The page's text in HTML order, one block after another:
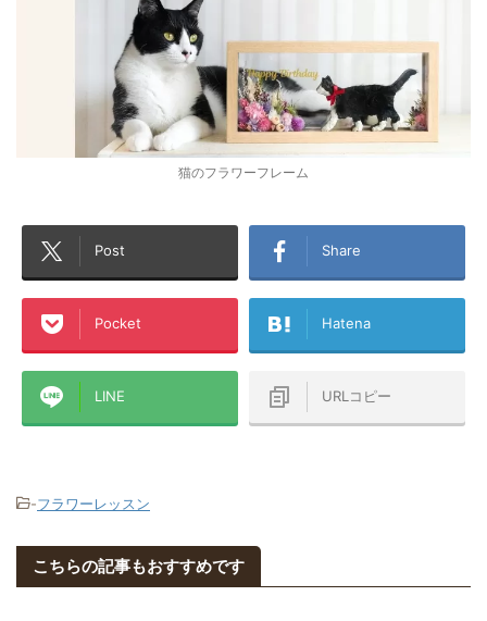
猫のフラワーフレーム
Post Share
Pocket Hatena
LINE URLコピー
-フラワーレッスン
こちらの記事もおすすめです